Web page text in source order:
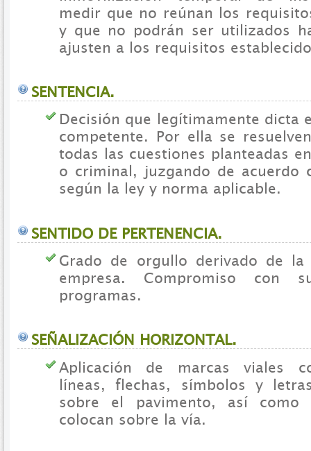
medir que no reúnan los
y que no podrán ser utilizados
ajusten a los requisitos
SENTENCIA.
Decisión que legítimamente dicta
competente. Por ella se
todas las cuestiones planteadas
o criminal, juzgando de acuerdo
según la ley y norma aplicable.
SENTIDO DE PERTENENCIA.
Grado de orgullo derivado de
empresa. Compromiso con
programas.
SEÑALIZACIÓN HORIZONTAL.
Aplicación de marcas viales
líneas, flechas, símbolos y
sobre el pavimento, así como
colocan sobre la vía.